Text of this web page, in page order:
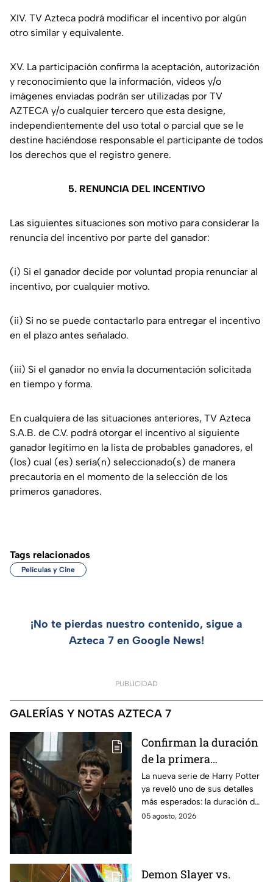
XIV. TV Azteca podrá modificar el incentivo por algún
otro similar y equivalente.
XV. La participación confirma la aceptación, autorización
y reconocimiento que la información, videos y/o
imágenes enviadas podrán ser utilizadas por TV
AZTECA y/o cualquier tercero que esta designe,
independientemente del uso total o parcial que se le
destine haciéndose responsable el participante de todos
los derechos que el registro genere.
5. RENUNCIA DEL INCENTIVO
Las siguientes situaciones son motivo para considerar la
renuncia del incentivo por parte del ganador:
(i) Si el ganador decide por voluntad propia renunciar al
incentivo, por cualquier motivo.
(ii) Si no se puede contactarlo para entregar el incentivo
en el plazo antes señalado.
(iii) Si el ganador no envía la documentación solicitada
en tiempo y forma.
En cualquiera de las situaciones anteriores, TV Azteca
S.A.B. de C.V. podrá otorgar el incentivo al siguiente
ganador legítimo en la lista de probables ganadores, el
(los) cual (es) sería(n) seleccionado(s) de manera
precautoria en el momento de la selección de los
primeros ganadores.
Tags relacionados
Películas y Cine
¡No te pierdas nuestro contenido, sigue a
Azteca 7 en Google News!
PUBLICIDAD
GALERÍAS Y NOTAS AZTECA 7
Confirman la duración
de la primera
temporada de Harry
Potter y emocionará a
los fans de los libros
La nueva serie de Harry Potter
ya reveló uno de sus detalles
más esperados: la duración de
la primera temporada basada
05 agosto, 2026
Demon Slayer vs.